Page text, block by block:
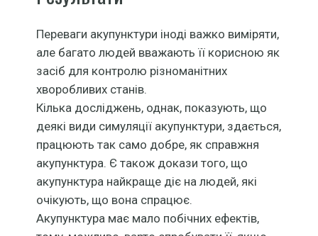
Переваги акупунктури іноді важко виміряти,
але багато людей вважають її корисною як
засіб для контролю різноманітних
хворобливих станів.
Кілька досліджень, однак, показують, що
деякі види симуляції акупунктури, здається,
працюють так само добре, як справжня
акупунктура. Є також докази того, що
акупунктура найкраще діє на людей, які
очікують, що вона спрацює.
Акупунктура має мало побічних ефектів,